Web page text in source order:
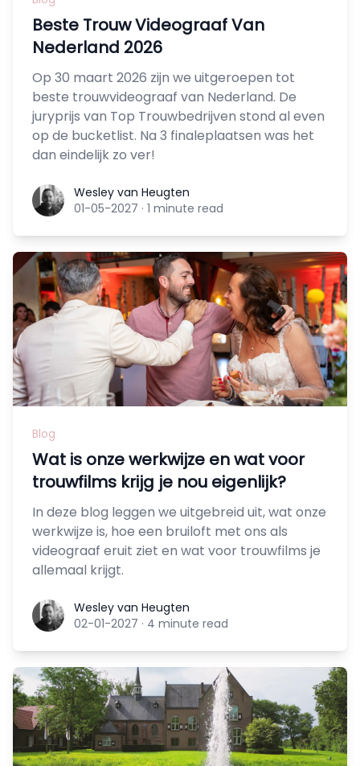
Beste Trouw Videograaf Van
Nederland 2026
Op 30 maart 2026 zijn we uitgeroepen tot
beste trouwvideograaf van Nederland. De
juryprijs van Top Trouwbedrijven stond al even
op de bucketlist. Na 3 finaleplaatsen was het
dan eindelijk zo ver!
Wesley van Heugten
Wesley van Heugten
01-05-2027 · 1 minute read
Blog
Wat is onze werkwijze en wat voor
trouwfilms krijg je nou eigenlijk?
In deze blog leggen we uitgebreid uit, wat onze
werkwijze is, hoe een bruiloft met ons als
videograaf eruit ziet en wat voor trouwfilms je
allemaal krijgt.
Wesley van Heugten
Wesley van Heugten
02-01-2027 · 4 minute read